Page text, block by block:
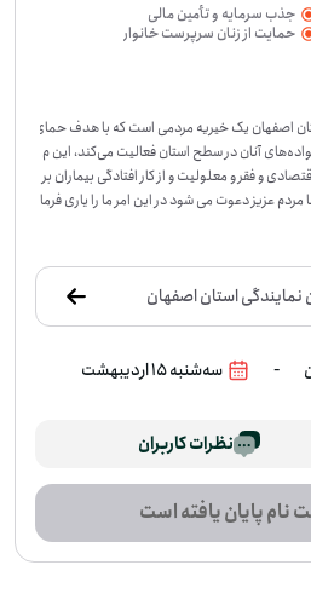
جذب سرمایه و تأمین مالی
حمایت از زنان سرپرست خانوار
اصفهان یک خیریه مردمی است که با هدف حمای
آنان در سطح استان فعالیت می‌کند، این م
و فقر و معلولیت و از کار افتادگی بیماران بر
مردم عزیز دعوت می شود در این امر ما را یاری فرما
نمایندگی استان اصفهان
- سه‌شنبه 15 اردیبهشت
نظرات کاربران
نام پایان یافته است